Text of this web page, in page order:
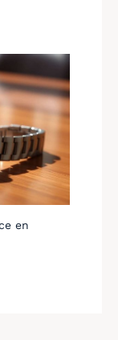
en